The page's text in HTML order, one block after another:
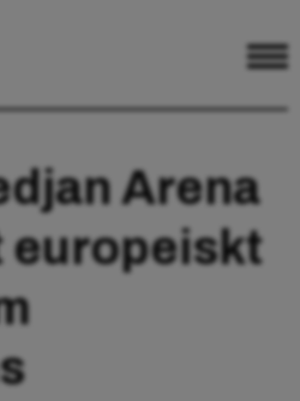
Arena
europeiskt